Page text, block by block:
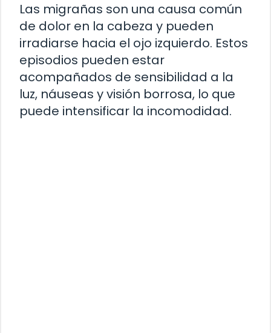
Las migrañas son una causa común
de dolor en la cabeza y pueden
irradiarse hacia el ojo izquierdo. Estos
episodios pueden estar
acompañados de sensibilidad a la
luz, náuseas y visión borrosa, lo que
puede intensificar la incomodidad.